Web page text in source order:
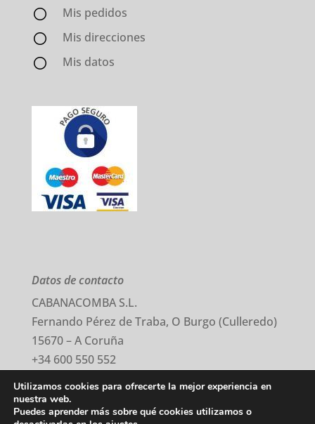
Mis pedidos
Mis direcciones
Mis datos
Datos de contacto
CABANACOMBA S.L.
Fernando Pérez de Traba, O Burgo (Culleredo)
15670 – A Coruña
+34 600 550 552
Aviso Legal–Política Privacidad–Cookies
Utilizamos cookies para ofrecerte la mejor experiencia en
nuestra web.
Puedes aprender más sobre qué cookies utilizamos o